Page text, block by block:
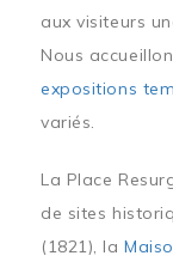
aux visiteurs
Nous
expositions
variés.
La Place
de sites
(1821), la